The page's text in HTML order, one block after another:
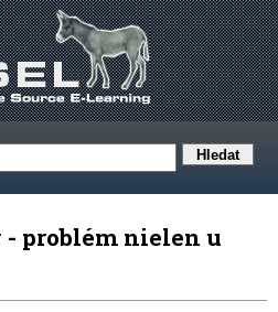
problém nielen u